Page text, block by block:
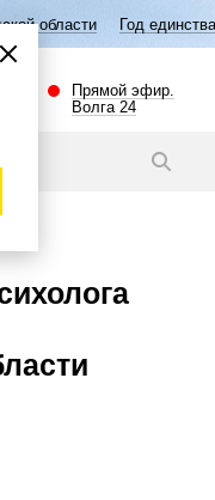
единства народов России
Прямой эфир.
Волга 24